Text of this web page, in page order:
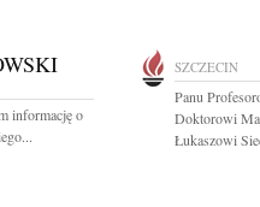
informację o
SZCZECIN
Panu
Doktorowi
Łukaszowi